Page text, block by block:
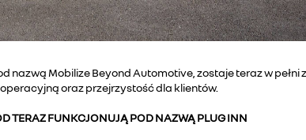
Mobilize Beyond Automotive, zostaje teraz w pełni
oraz przejrzystość dla klientów.
TERAZ FUNKCJONUJĄ POD NAZWĄ PLUG INN